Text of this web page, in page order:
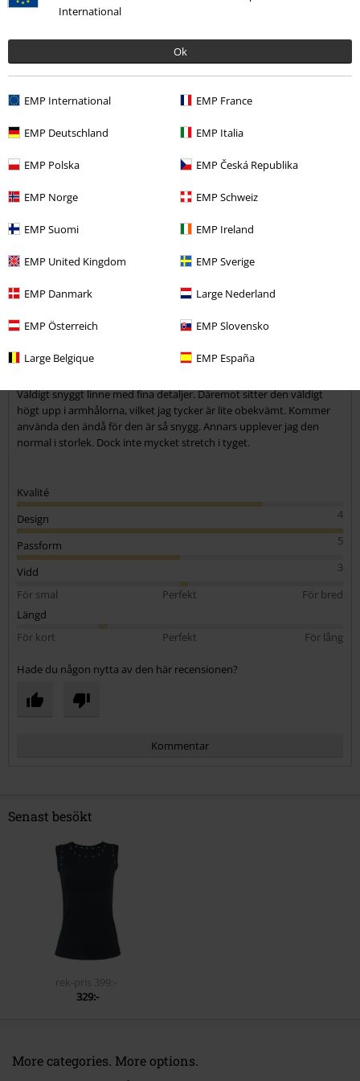
International
Ok
EMP International EMP France
EMP Deutschland EMP Italia
EMP Polska EMP Česká Republika
EMP Norge EMP Schweiz
EMP Suomi EMP Ireland
EMP United Kingdom EMP Sverige
EMP Danmark Large Nederland
EMP Österreich EMP Slovensko
Large Belgique EMP España
För smal
Perfekt
För bred
Längd
Sortera efter
16 Recensioner
Din längd i meter (t.ex. 1,73): 1.57
Väldigt snyggt linne med fina detaljer. Däremot sitter den väldigt
högt upp i armhålorna, vilket jag tycker är lite obekvämt. Kommer
använda den ändå för den är så snygg. Annars upplever jag den
normal i storlek. Dock inte mycket stretch i tyget.
Kvalité
4
Design
5
Passform
3
Vidd
För smal
Perfekt
För bred
Längd
För kort
Perfekt För lång
Hade du någon nytta av den här recensionen?
Kommentar
Senast besökt
rek-pris
399:-
329:-
More categories. More options.